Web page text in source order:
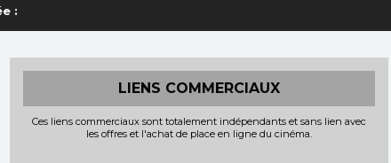
:
LIENS COMMERCIAUX
Ces liens commerciaux sont totalement indépendants et sans lien avec
les offres et l'achat de place en ligne du cinéma.